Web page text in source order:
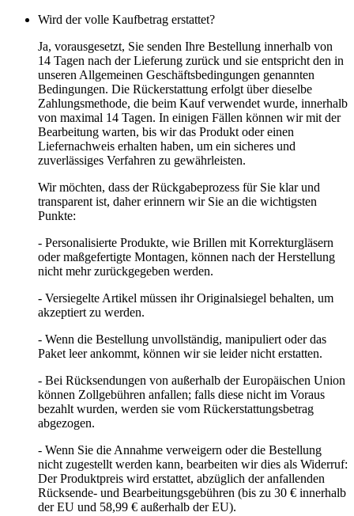
Wird der volle Kaufbetrag erstattet?
Ja, vorausgesetzt, Sie senden Ihre Bestellung innerhalb von
14 Tagen nach der Lieferung zurück und sie entspricht den in
unseren Allgemeinen Geschäftsbedingungen genannten
Bedingungen. Die Rückerstattung erfolgt über dieselbe
Zahlungsmethode, die beim Kauf verwendet wurde, innerhalb
von maximal 14 Tagen. In einigen Fällen können wir mit der
Bearbeitung warten, bis wir das Produkt oder einen
Liefernachweis erhalten haben, um ein sicheres und
zuverlässiges Verfahren zu gewährleisten.
Wir möchten, dass der Rückgabeprozess für Sie klar und
transparent ist, daher erinnern wir Sie an die wichtigsten
Punkte:
- Personalisierte Produkte, wie Brillen mit Korrekturgläsern
oder maßgefertigte Montagen, können nach der Herstellung
nicht mehr zurückgegeben werden.
- Versiegelte Artikel müssen ihr Originalsiegel behalten, um
akzeptiert zu werden.
- Wenn die Bestellung unvollständig, manipuliert oder das
Paket leer ankommt, können wir sie leider nicht erstatten.
- Bei Rücksendungen von außerhalb der Europäischen Union
können Zollgebühren anfallen; falls diese nicht im Voraus
bezahlt wurden, werden sie vom Rückerstattungsbetrag
abgezogen.
- Wenn Sie die Annahme verweigern oder die Bestellung
nicht zugestellt werden kann, bearbeiten wir dies als Widerruf:
Der Produktpreis wird erstattet, abzüglich der anfallenden
Rücksende- und Bearbeitungsgebühren (bis zu 30 € innerhalb
der EU und 58,99 € außerhalb der EU).